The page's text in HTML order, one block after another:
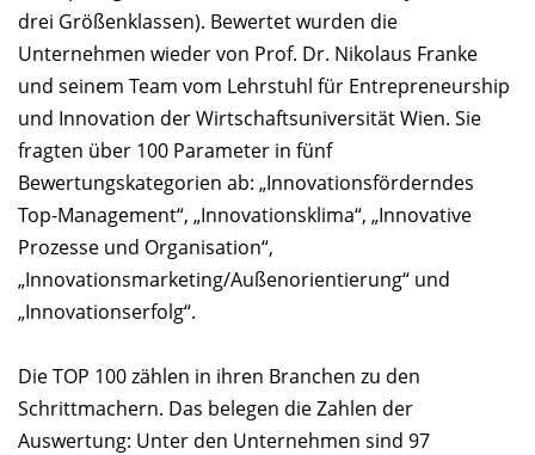
drei Größenklassen). Bewertet wurden die
Unternehmen wieder von Prof. Dr. Nikolaus Franke
und seinem Team vom Lehrstuhl für Entrepreneurship
und Innovation der Wirtschaftsuniversität Wien. Sie
fragten über 100 Parameter in fünf
Bewertungskategorien ab: „Innovationsförderndes
Top-Management“, „Innovationsklima“, „Innovative
Prozesse und Organisation“,
„Innovationsmarketing/Außenorientierung“ und
„Innovationserfolg“.
Die TOP 100 zählen in ihren Branchen zu den
Schrittmachern. Das belegen die Zahlen der
Auswertung: Unter den Unternehmen sind 97